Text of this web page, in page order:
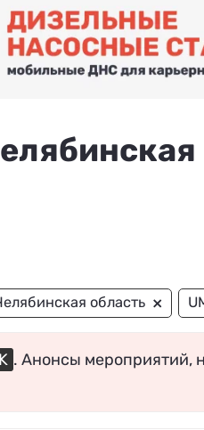
область ×
. Анонсы мероприятий,